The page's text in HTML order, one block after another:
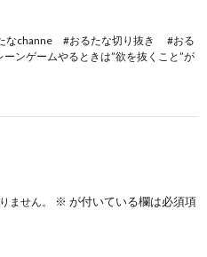
なchanne #おるたな切り抜き #おる
ーンゲームやるときは”欲を抜くこと”が
ません。 ※ が付いている欄は必須項